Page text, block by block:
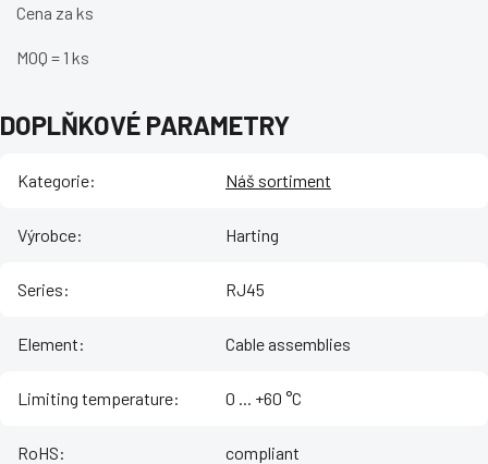
Cena za ks
MOQ = 1 ks
DOPLŇKOVÉ PARAMETRY
Kategorie: Náš sortiment
Výrobce: Harting
Series: RJ45
Element: Cable assemblies
Limiting temperature: ‌0 ... +60 °C
RoHS: compliant